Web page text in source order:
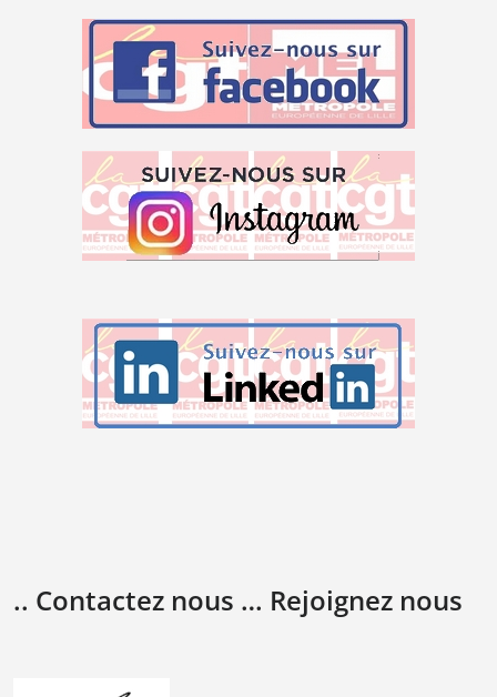
.. Contactez nous … Rejoignez nous